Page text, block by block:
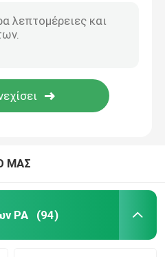
ΜΑΣ
PA (94)